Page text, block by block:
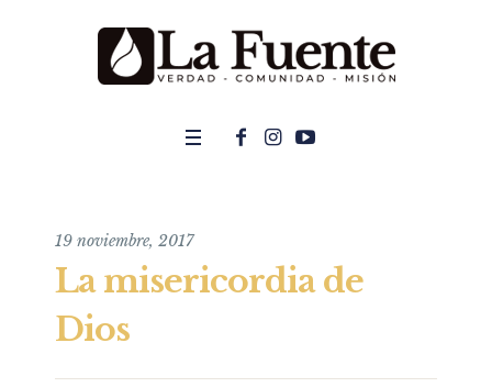
19 noviembre, 2017
La misericordia de
Dios